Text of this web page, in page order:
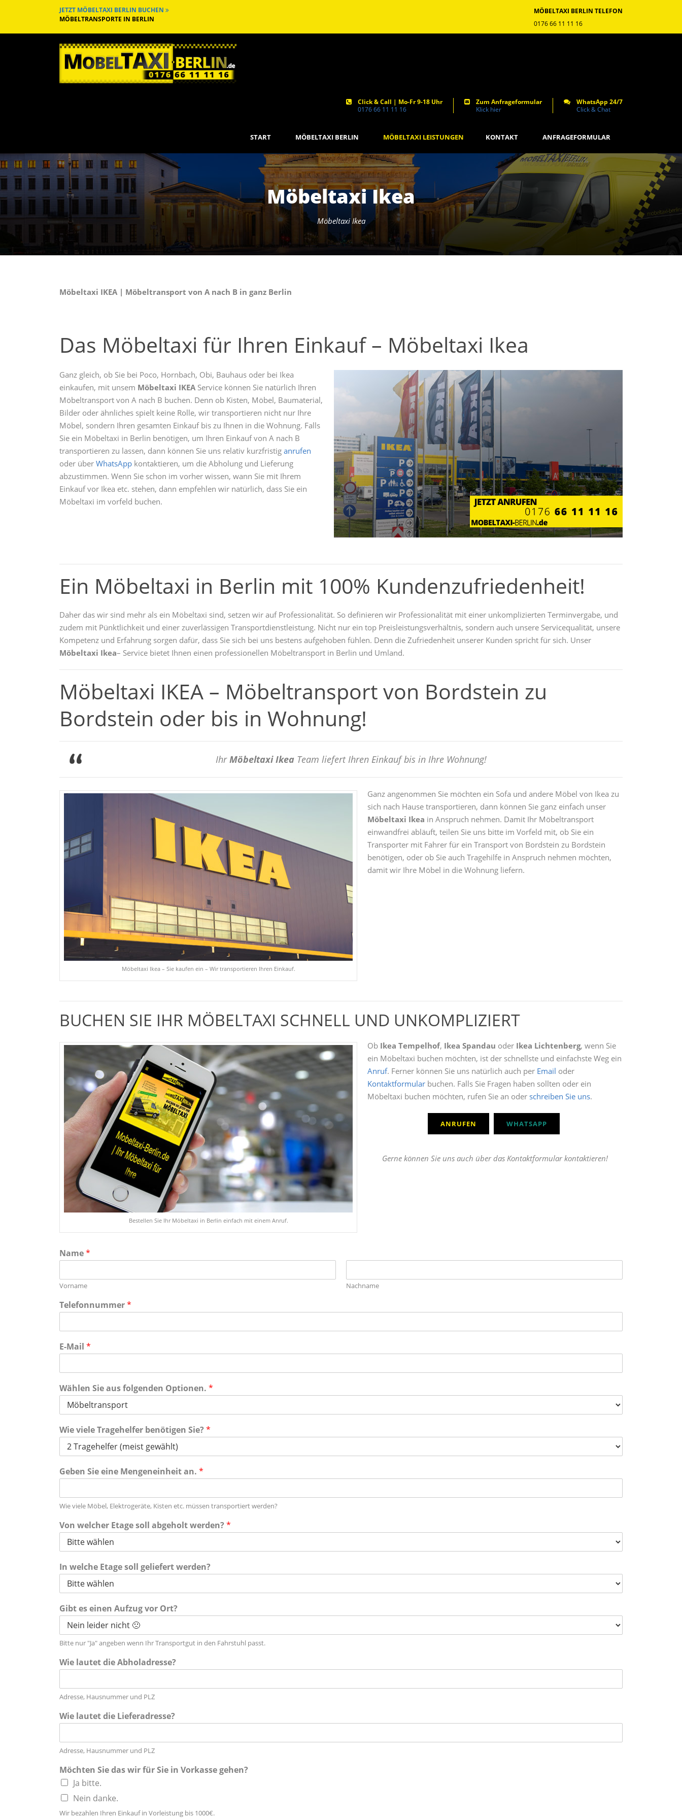
JETZT MÖBELTAXI BERLIN BUCHEN
MÖBELTRANSPORTE IN BERLIN
MÖBELTAXI BERLIN TELEFON
0176 66 11 11 16
Click & Call | Mo-Fr 9-18 Uhr
0176 66 11 11 16
Zum Anfrageformular
Klick hier
WhatsApp 24/7
Click & Chat
START MÖBELTAXI BERLIN MÖBELTAXI LEISTUNGEN KONTAKT ANFRAGEFORMULAR
Möbeltaxi Ikea
Möbeltaxi Ikea
Möbeltaxi IKEA | Möbeltransport von A nach B in ganz Berlin
Das Möbeltaxi für Ihren Einkauf – Möbeltaxi Ikea
Ganz gleich, ob Sie bei Poco, Hornbach, Obi, Bauhaus oder bei Ikea
einkaufen, mit unsem Möbeltaxi IKEA Service können Sie natürlich Ihren
Möbeltransport von A nach B buchen. Denn ob Kisten, Möbel, Baumaterial,
Bilder oder ähnliches spielt keine Rolle, wir transportieren nicht nur Ihre
Möbel, sondern Ihren gesamten Einkauf bis zu Ihnen in die Wohnung. Falls
Sie ein Möbeltaxi in Berlin benötigen, um Ihren Einkauf von A nach B
transportieren zu lassen, dann können Sie uns relativ kurzfristig anrufen
oder über WhatsApp kontaktieren, um die Abholung und Lieferung
abzustimmen. Wenn Sie schon im vorher wissen, wann Sie mit Ihrem
Einkauf vor Ikea etc. stehen, dann empfehlen wir natürlich, dass Sie ein
Möbeltaxi im vorfeld buchen.
Ein Möbeltaxi in Berlin mit 100% Kundenzufriedenheit!
Daher das wir sind mehr als ein Möbeltaxi sind, setzen wir auf Professionalität. So definieren wir Professionalität mit einer unkomplizierten Terminvergabe, und
zudem mit Pünktlichkeit und einer zuverlässigen Transportdienstleistung. Nicht nur ein top Preisleistungsverhältnis, sondern auch unsere Servicequalität, unsere
Kompetenz und Erfahrung sorgen dafür, dass Sie sich bei uns bestens aufgehoben fühlen. Denn die Zufriedenheit unserer Kunden spricht für sich. Unser
Möbeltaxi Ikea– Service bietet Ihnen einen professionellen Möbeltransport in Berlin und Umland.
Möbeltaxi IKEA – Möbeltransport von Bordstein zu
Bordstein oder bis in Wohnung!
IhrMöbeltaxi Ikea Team liefert Ihren Einkauf bis in Ihre Wohnung!
Möbeltaxi Ikea – Sie kaufen ein – Wir transportieren Ihren Einkauf.
Ganz angenommen Sie möchten ein Sofa und andere Möbel von Ikea zu
sich nach Hause transportieren, dann können Sie ganz einfach unser
Möbeltaxi Ikea in Anspruch nehmen. Damit Ihr Möbeltransport
einwandfrei abläuft, teilen Sie uns bitte im Vorfeld mit, ob Sie ein
Transporter mit Fahrer für ein Transport von Bordstein zu Bordstein
benötigen, oder ob Sie auch Tragehilfe in Anspruch nehmen möchten,
damit wir Ihre Möbel in die Wohnung liefern.
BUCHEN SIE IHR MÖBELTAXI SCHNELL UND UNKOMPLIZIERT
Bestellen Sie Ihr Möbeltaxi in Berlin einfach mit einem Anruf.
Ob Ikea Tempelhof, Ikea Spandau oder Ikea Lichtenberg, wenn Sie
ein Möbeltaxi buchen möchten, ist der schnellste und einfachste Weg ein
Anruf. Ferner können Sie uns natürlich auch per Email oder
Kontaktformular buchen. Falls Sie Fragen haben sollten oder ein
Möbeltaxi buchen möchten, rufen Sie an oder schreiben Sie uns.
ANRUFEN WHATSAPP
Gerne können Sie uns auch über das Kontaktformular kontaktieren!
Name*
Vorname Nachname
Telefonnummer*
E-Mail *
Wählen Sie aus folgenden Optionen. *
Wie viele Tragehelfer benötigen Sie? *
Geben Sie eine Mengeneinheit an. *
Wie viele Möbel, Elektrogeräte, Kisten etc. müssen transportiert werden?
Von welcher Etage soll abgeholt werden? *
In welche Etage soll geliefert werden?
Gibt es einen Aufzug vor Ort?
Bitte nur "Ja" angeben wenn Ihr Transportgut in den Fahrstuhl passt.
Wie lautet die Abholadresse?
Adresse, Hausnummer und PLZ
Wie lautet die Lieferadresse?
Adresse, Hausnummer und PLZ
Möchten Sie das wir für Sie in Vorkasse gehen?
Ja bitte.
Nein danke.
Wir bezahlen Ihren Einkauf in Vorleistung bis 1000€.